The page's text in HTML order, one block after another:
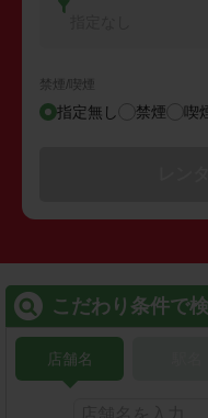
禁煙/喫煙
指定無し 禁煙 喫
こだわり条件で
店舗名